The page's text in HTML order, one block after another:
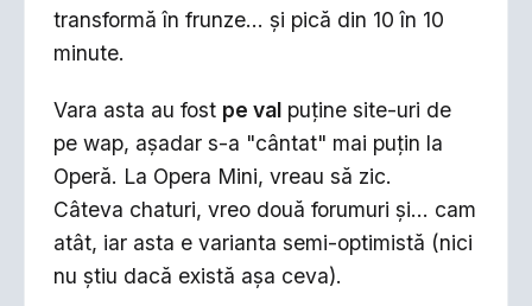
transformă în frunze... şi pică din 10 în 10
minute.
Vara asta au fost pe val puţine site-uri de
pe wap, aşadar s-a "cântat" mai puţin la
Operă. La Opera Mini, vreau să zic.
Câteva chaturi, vreo două forumuri şi... cam
atât, iar asta e varianta semi-optimistă (nici
nu ştiu dacă există aşa ceva).